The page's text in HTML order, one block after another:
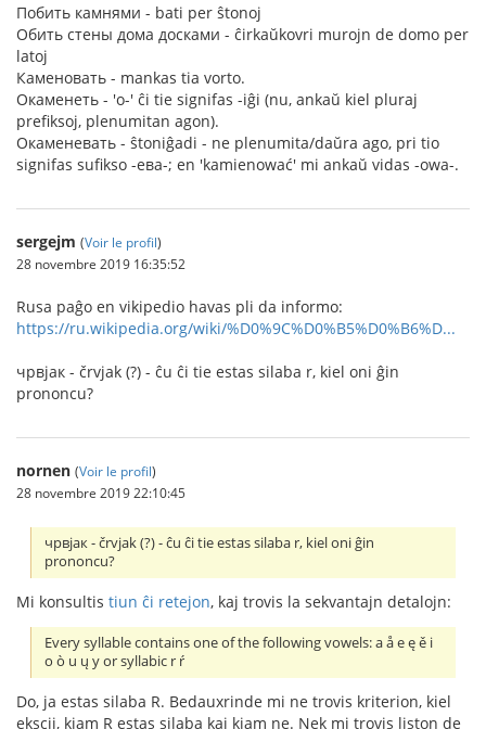
Побить камнями - bati per ŝtonoj
Обить стены дома досками - ĉirkaŭkovri murojn de domo per
latoj
Каменовать - mankas tia vorto.
Окаменеть - 'о-' ĉi tie signifas -iĝi (nu, ankaŭ kiel pluraj
prefiksoj, plenumitan agon).
Окаменевать - ŝtoniĝadi - ne plenumita/daŭra ago, pri tio
signifas sufikso -ева-; en 'kamienować' mi ankaŭ vidas -owa-.
sergejm (Voir le profil)
28 novembre 2019 16:35:52
Rusa paĝo en vikipedio havas pli da informo:
https://ru.wikipedia.org/wiki/%D0%9C%D0%B5%D0%B6%D...
чрвjак - črvjak (?) - ĉu ĉi tie estas silaba r, kiel oni ĝin
prononcu?
nornen (Voir le profil)
28 novembre 2019 22:10:45
чрвjак - črvjak (?) - ĉu ĉi tie estas silaba r, kiel oni ĝin
prononcu?
Mi konsultis tiun ĉi retejon, kaj trovis la sekvantajn detalojn:
Every syllable contains one of the following vowels: a å e ę ě i
o ò u ų y or syllabic r ŕ
Do, ja estas silaba R. Bedauxrinde mi ne trovis kriterion, kiel
ekscii, kiam R estas silaba kaj kiam ne. Nek mi trovis liston de